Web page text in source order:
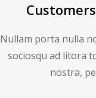
Nullam porta nulla
sociosqu ad litora
nostra,